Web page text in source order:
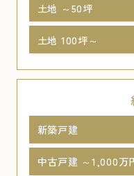
土地 ～50坪
土地 100坪～
新築戸建
中古戸建 ～1,000万